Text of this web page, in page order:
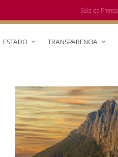
Sala de Prensa
ESTADO TRANSPARENCIA